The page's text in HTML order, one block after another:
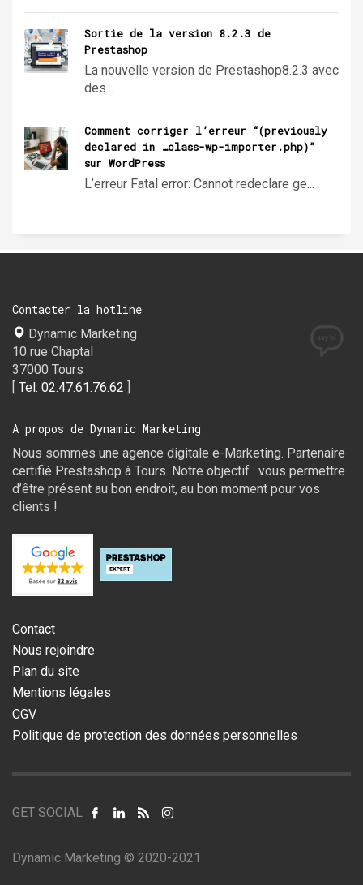
Sortie de la version 8.2.3 de
Prestashop
La nouvelle version de Prestashop8.2.3 avec
des...
Comment corriger l’erreur “(previously
declared in …class-wp-importer.php)”
sur WordPress
L’erreur Fatal error: Cannot redeclare ge...
Contacter la hotline
Dynamic Marketing
10 rue Chaptal
37000 Tours
[ Tel: 02.47.61.76.62 ]
A propos de Dynamic Marketing
Nous sommes une agence digitale e-Marketing. Partenaire
certifié Prestashop à Tours. Notre objectif : vous permettre
d’être présent au bon endroit, au bon moment pour vos
clients !
Contact
Nous rejoindre
Plan du site
Mentions légales
CGV
Politique de protection des données personnelles
GET SOCIAL
Dynamic Marketing © 2020-2021